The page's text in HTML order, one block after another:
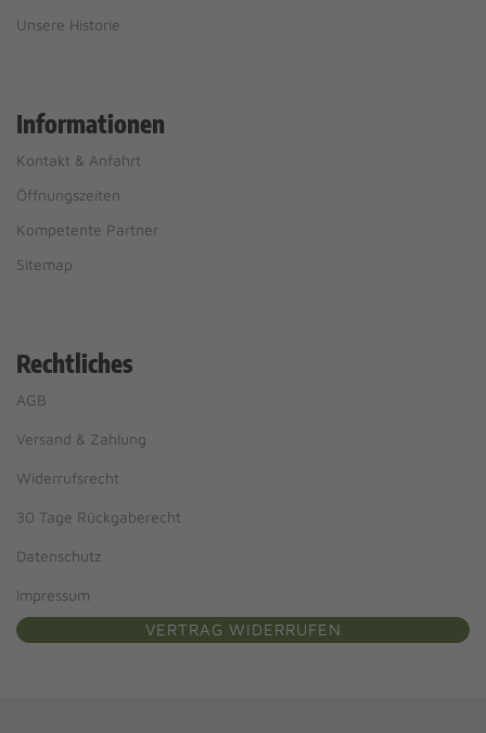
Unsere Historie
Informationen
Kontakt & Anfahrt
Öffnungszeiten
Kompetente Partner
Sitemap
Rechtliches
AGB
Versand & Zahlung
Widerrufsrecht
30 Tage Rückgaberecht
Datenschutz
Impressum
VERTRAG WIDERRUFEN